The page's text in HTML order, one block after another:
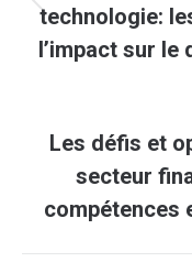
technologie:
l’impact sur le
Les défis et
secteur
compétences